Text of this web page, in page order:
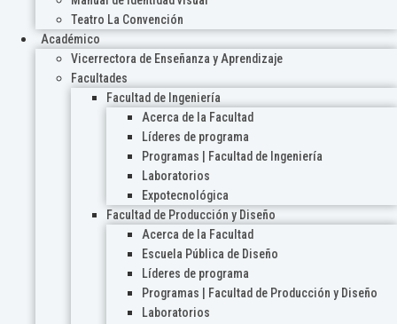
Teatro La Convención
Académico
Vicerrectora de Enseñanza y Aprendizaje
Facultades
Facultad de Ingeniería
Acerca de la Facultad
Líderes de programa
Programas | Facultad de Ingeniería
Laboratorios
Expotecnológica
Facultad de Producción y Diseño
Acerca de la Facultad
Escuela Pública de Diseño
Líderes de programa
Programas | Facultad de Producción y Diseño
Laboratorios